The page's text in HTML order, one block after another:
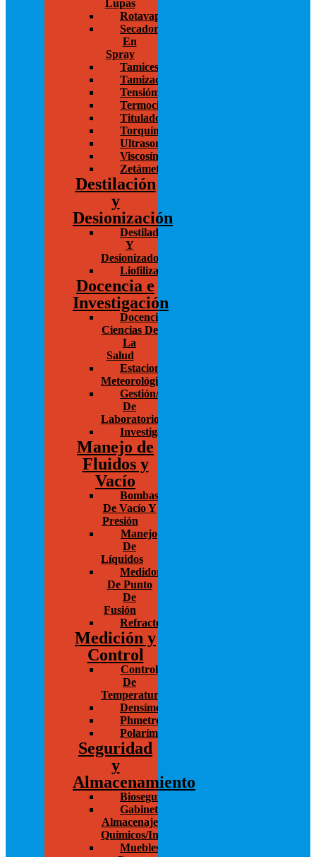
Lupas
Rotavapor
Secador
En
Spray
Tamices
Tamizadoras
Tensiómetros
Termocicladores
Titulador
Torquímetros
Ultrasonido
Viscosímetros
Zetámetro
Destilación
y
Desionización
Destiladores
Y
Desionizadores
Liofilización/Concentración
Docencia e
Investigación
Docencia/Investigación
Ciencias De
La
Salud
Estaciones
Meteorológicas
Gestión/Administración
De
Laboratorios
Investigación
Manejo de
Fluidos y
Vacío
Bombas
De Vacío Y
Presión
Manejo
De
Líquidos
Medidores
De Punto
De
Fusión
Refractómetro
Medición y
Control
Control
De
Temperatura
Densímetros
Phmetros
Polarímetros
Seguridad
y
Almacenamiento
Bioseguridad
Gabinetes
Almacenaje
Químicos/Inflamables
Muebles